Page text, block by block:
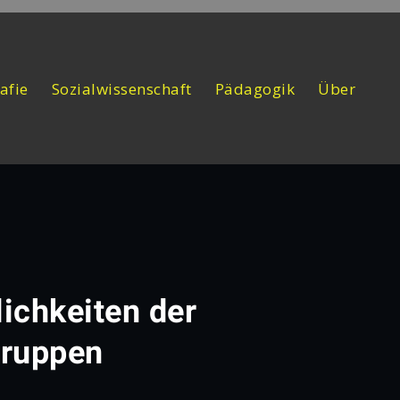
Sozialwissenschaft Pädagogik Über
der